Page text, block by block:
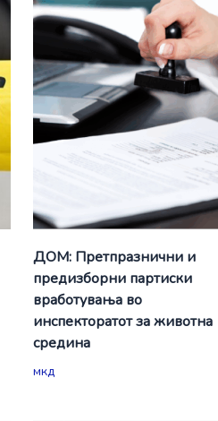
ДОМ: Претпразнични и
предизборни партиски
вработувања во
инспекторатот за животна
средина
мкд